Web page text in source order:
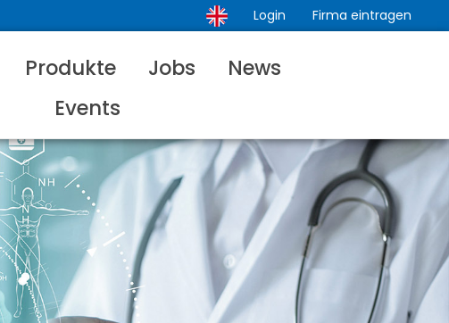
Login Firma eintragen
Produkte Jobs
News
Events